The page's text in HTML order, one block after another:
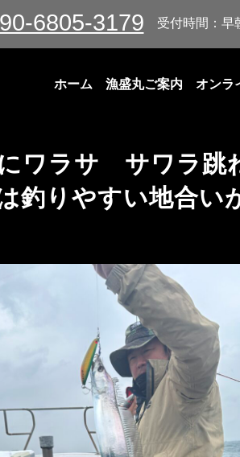
6805-3179 受付時間：早
ホーム 漁盛丸ご案内 オンラ
ワラサ サワラ跳
りやすい地合い